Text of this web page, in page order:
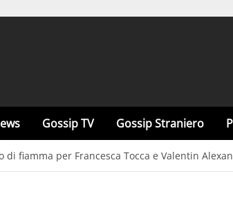
Gossip TV Gossip Straniero
di fiamma per Francesca Tocca e Valentin